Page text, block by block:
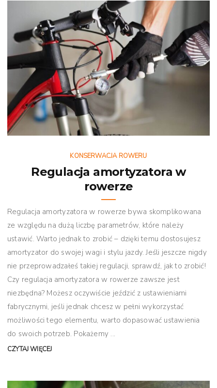
KONSERWACJA ROWERU
Regulacja amortyzatora w
rowerze
Regulacja amortyzatora w rowerze bywa skomplikowana
ze względu na dużą liczbę parametrów, które należy
ustawić. Warto jednak to zrobić – dzięki temu dostosujesz
amortyzator do swojej wagi i stylu jazdy. Jeśli jeszcze nigdy
nie przeprowadzałeś takiej regulacji, sprawdź, jak to zrobić!
Czy regulacja amortyzatora w rowerze zawsze jest
niezbędna? Możesz oczywiście jeździć z ustawieniami
fabrycznymi, jeśli jednak chcesz w pełni wykorzystać
możliwości tego elementu, warto dopasować ustawienia
do swoich potrzeb. Pokażemy ...
CZYTAJ WIĘCEJ